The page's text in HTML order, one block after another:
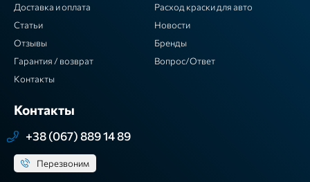
Доставка и оплата
Статьи
Отзывы
Гарантия / возврат
Контакты
Расход краски для авто
Новости
Бренды
Вопрос/Ответ
Контакты
+38 (067) 889 14 89
Перезвоним